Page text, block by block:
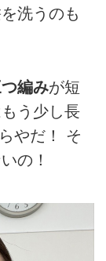
洗うのも
編みが短
う少し長
やだ！ そ
の！